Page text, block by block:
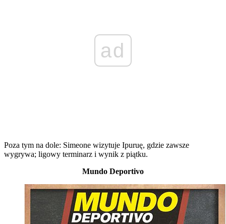
ad
Poza tym na dole: Simeone wizytuje Ipuruę, gdzie zawsze
wygrywa; ligowy terminarz i wynik z piątku.
Mundo Deportivo